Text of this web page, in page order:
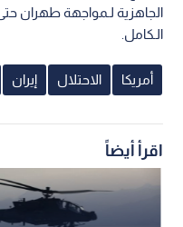
الجاهزية لـمواجهة طهران
الـكامل.
أمريكا الاحتلال إيران
اقرأ أيضاً